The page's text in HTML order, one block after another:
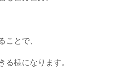
ことで、
る様になります。